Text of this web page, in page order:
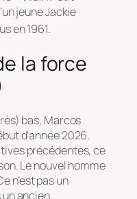
jeune Jackie
en 1961.
la force
bas, Marcos
d’année 2026.
précédentes, ce
Le nouvel homme
n’est pas un
ancien